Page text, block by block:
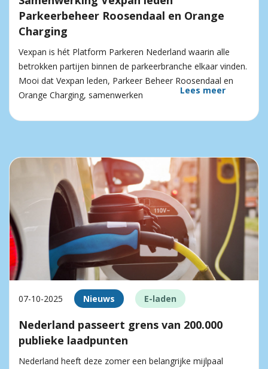
Parkeerbeheer Roosendaal en Orange
Charging
Vexpan is hét Platform Parkeren Nederland waarin alle
betrokken partijen binnen de parkeerbranche elkaar vinden.
Mooi dat Vexpan leden, Parkeer Beheer Roosendaal en
Orange Charging, samenwerken
Lees meer
07-10-2025 Nieuws E-laden
Nederland passeert grens van 200.000
publieke laadpunten
Nederland heeft deze zomer een belangrijke mijlpaal